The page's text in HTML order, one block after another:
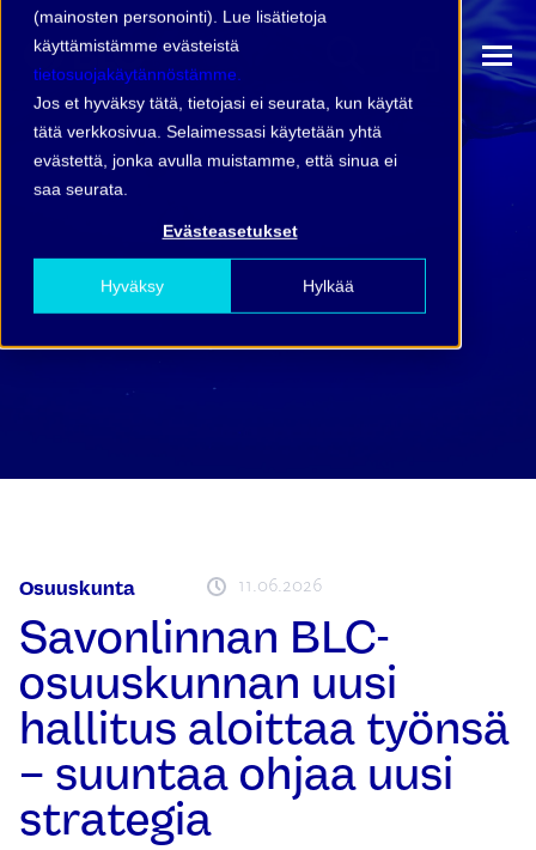
(mainosten personointi). Lue lisätietoja
käyttämistämme evästeistä
tietosuojakäytännöstämme.
Jos et hyväksy tätä, tietojasi ei seurata, kun käytät
tätä verkkosivua. Selaimessasi käytetään yhtä
evästettä, jonka avulla muistamme, että sinua ei
saa seurata.
Evästeasetukset
Hyväksy Hylkää
Osuuskunta 11.06.2026
Savonlinnan BLC-
osuuskunnan uusi
hallitus aloittaa työnsä
– suuntaa ohjaa uusi
strategia